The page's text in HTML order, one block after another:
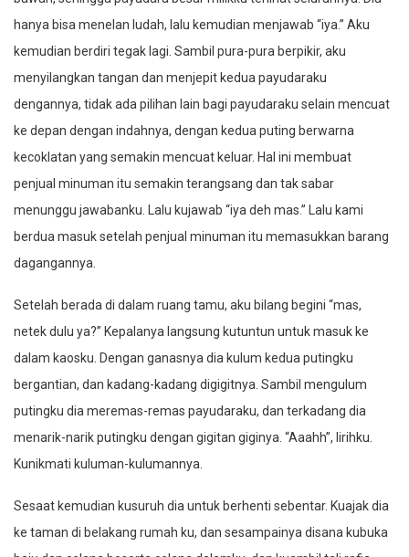
hanya bisa menelan ludah, lalu kemudian menjawab “iya.” Aku
kemudian berdiri tegak lagi. Sambil pura-pura berpikir, aku
menyilangkan tangan dan menjepit kedua payudaraku
dengannya, tidak ada pilihan lain bagi payudaraku selain mencuat
ke depan dengan indahnya, dengan kedua puting berwarna
kecoklatan yang semakin mencuat keluar. Hal ini membuat
penjual minuman itu semakin terangsang dan tak sabar
menunggu jawabanku. Lalu kujawab “iya deh mas.” Lalu kami
berdua masuk setelah penjual minuman itu memasukkan barang
dagangannya.
Setelah berada di dalam ruang tamu, aku bilang begini “mas,
netek dulu ya?” Kepalanya langsung kutuntun untuk masuk ke
dalam kaosku. Dengan ganasnya dia kulum kedua putingku
bergantian, dan kadang-kadang digigitnya. Sambil mengulum
putingku dia meremas-remas payudaraku, dan terkadang dia
menarik-narik putingku dengan gigitan giginya. “Aaahh”, lirihku.
Kunikmati kuluman-kulumannya.
Sesaat kemudian kusuruh dia untuk berhenti sebentar. Kuajak dia
ke taman di belakang rumah ku, dan sesampainya disana kubuka